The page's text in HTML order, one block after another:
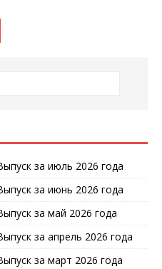
за июль 2026 года
за июнь 2026 года
за май 2026 года
за апрель 2026 года
за март 2026 года